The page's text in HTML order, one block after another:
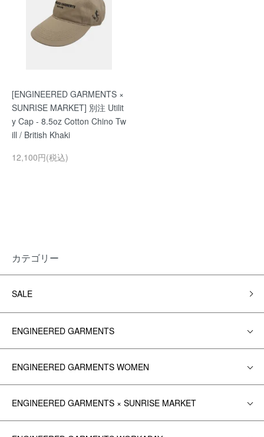
[ENGINEERED GARMENTS ×
SUNRISE MARKET] 別注 Utilit
y Cap - 8.5oz Cotton Chino Tw
ill / British Khaki
12,100円(税込)
カテゴリー
SALE
ENGINEERED GARMENTS
ENGINEERED GARMENTS WOMEN
ENGINEERED GARMENTS × SUNRISE MARKET